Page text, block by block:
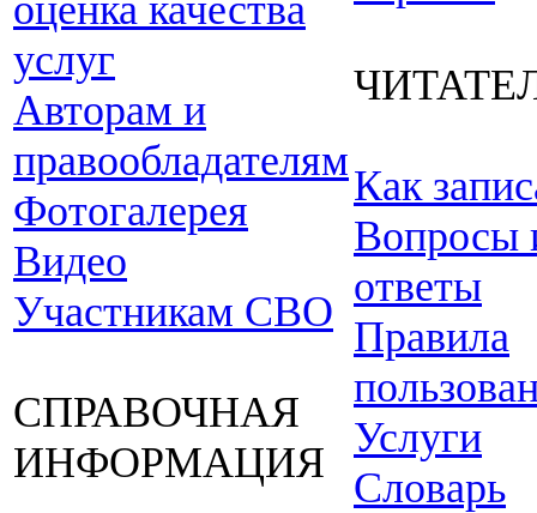
оценка качества
услуг
Авторам и
правообладателям
Фотогалерея
Видео
Участникам СВО
СПРАВОЧНАЯ
ИНФОРМАЦИЯ
Как
Вопросы
ответы
Правила
Услуги
Словарь